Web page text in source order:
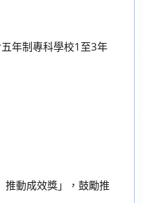
年制專科學校1至3年
推動成效獎」，鼓勵推